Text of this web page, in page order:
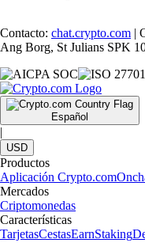
Contacto: chat.crypto.com |
Ang Borg, St Julians SPK
Español
|
USD
Productos
Aplicación Crypto.com
Mercados
Criptomonedas
Características
TarjetasCestasEarnStaking